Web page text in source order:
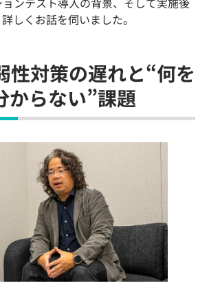
しくお話を伺いました。
性対策の遅れと“何を
からない”課題